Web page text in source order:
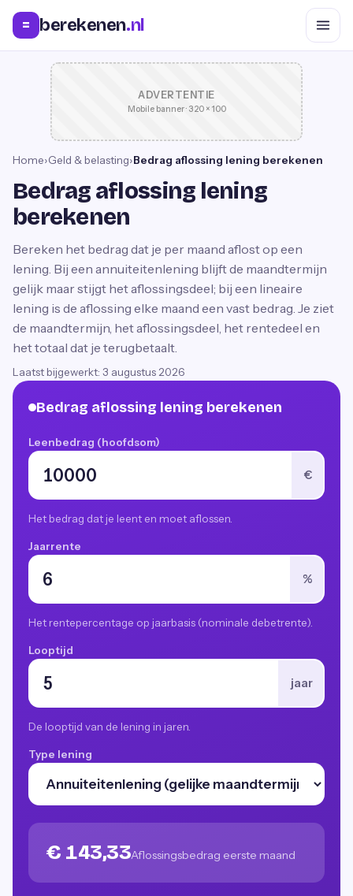
= berekenen.nl
ADVERTENTIE
Mobile banner · 320 × 100
Home›Geld & belasting›Bedrag aflossing lening berekenen
Bedrag aflossing lening
berekenen
Bereken het bedrag dat je per maand aflost op een
lening. Bij een annuiteitenlening blijft de maandtermijn
gelijk maar stijgt het aflossingsdeel; bij een lineaire
lening is de aflossing elke maand een vast bedrag. Je ziet
de maandtermijn, het aflossingsdeel, het rentedeel en
het totaal dat je terugbetaalt.
Laatst bijgewerkt: 3 augustus 2026
Bedrag aflossing lening berekenen
Leenbedrag (hoofdsom)
€
Het bedrag dat je leent en moet aflossen.
Jaarrente
%
Het rentepercentage op jaarbasis (nominale debetrente).
Looptijd
jaar
De looptijd van de lening in jaren.
Type lening
€ 143,33Aflossingsbedrag eerste maand